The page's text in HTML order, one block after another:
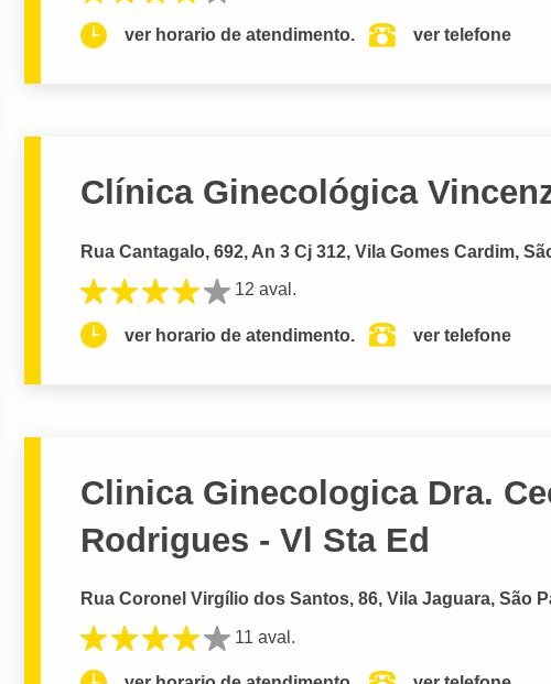
ver horario de atendimento. ver telefone
Clínica Ginecológica
Rua Cantagalo, 692, An 3 Cj 312, Vila Gomes Cardim,
12 aval.
ver horario de atendimento. ver telefone
Clinica Ginecologica Dra.
Rodrigues - Vl Sta Ed
Rua Coronel Virgílio dos Santos, 86, Vila Jaguara, São
11 aval.